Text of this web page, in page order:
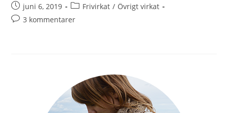
juni 6, 2019 Frivirkat / Övrigt virkat
3 kommentarer